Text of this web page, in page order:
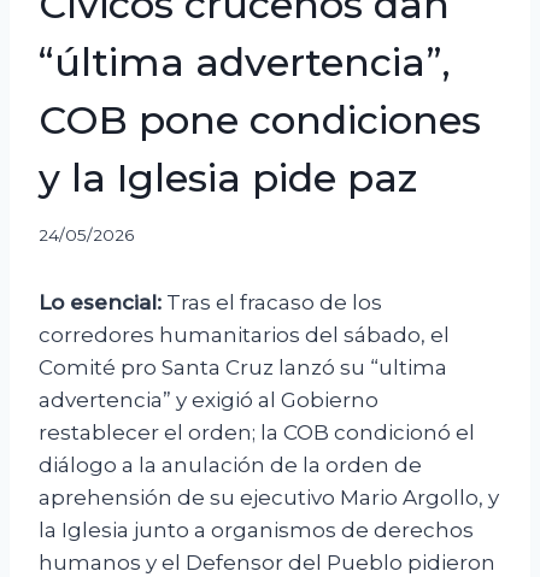
“última advertencia”,
COB pone condiciones
y la Iglesia pide paz
24/05/2026
Lo esencial: Tras el fracaso de los
corredores humanitarios del sábado, el
Comité pro Santa Cruz lanzó su “ultima
advertencia” y exigió al Gobierno
restablecer el orden; la COB condicionó el
diálogo a la anulación de la orden de
aprehensión de su ejecutivo Mario Argollo, y
la Iglesia junto a organismos de derechos
humanos y el Defensor del Pueblo pidieron